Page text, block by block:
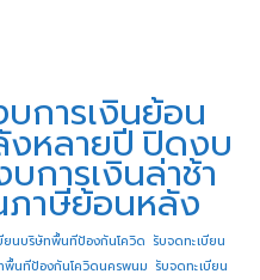
การเงินย้อน
หลายปี ปิดงบ
การเงินล่าช้า
าษีย้อนหลัง
ยนบริษัทพื้นทีป้องกันโควิด รับจดทะเบียน
พื้นทีป้องกันโควิดนครพนม รับจดทะเบียน